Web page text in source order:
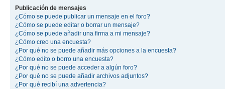
Publicación de mensajes
¿Cómo se puede publicar un mensaje en el foro?
¿Cómo se puede editar o borrar un mensaje?
¿Cómo se puede añadir una firma a mi mensaje?
¿Cómo creo una encuesta?
¿Por qué no se puede añadir más opciones a la encuesta?
¿Cómo edito o borro una encuesta?
¿Por qué no se puede acceder a algún foro?
¿Por qué no se puede añadir archivos adjuntos?
¿Por qué recibí una advertencia?